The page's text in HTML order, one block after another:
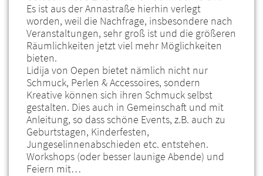
Es ist aus der Annastraße hierhin verlegt
worden, weil die Nachfrage, insbesondere nach
Veranstaltungen, sehr groß ist und die größeren
Räumlichkeiten jetzt viel mehr Möglichkeiten
bieten.
Lidija von Oepen bietet nämlich nicht nur
Schmuck, Perlen & Accessoires, sondern
Kreative können sich ihren Schmuck selbst
gestalten. Dies auch in Gemeinschaft und mit
Anleitung, so dass schöne Events, z.B. auch zu
Geburtstagen, Kinderfesten,
Jungeselinnenabschieden etc. entstehen.
Workshops (oder besser launige Abende) und
Feiern mit…